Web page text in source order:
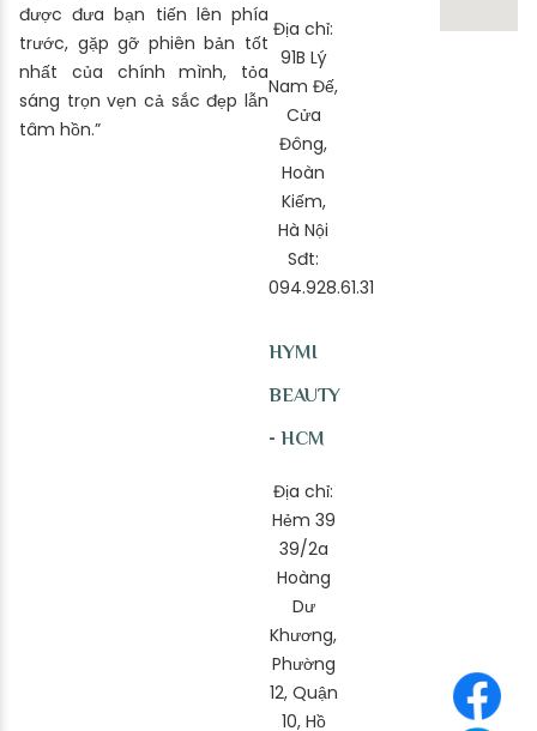
được đưa bạn tiến lên phía
trước, gặp gỡ phiên bản tốt
nhất của chính mình, tỏa
sáng trọn vẹn cả sắc đẹp lẫn
tâm hồn.”
Địa chỉ:
91B Lý
Nam Đế,
Cửa
Đông,
Hoàn
Kiếm,
Hà Nội
Sđt:
094.928.61.31
HYMI
BEAUTY
- HCM
Địa chỉ:
Hẻm 39
39/2a
Hoàng
Dư
Khương,
Phường
12, Quận
10, Hồ